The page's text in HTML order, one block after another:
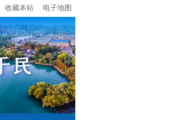
收藏本站 电子地图